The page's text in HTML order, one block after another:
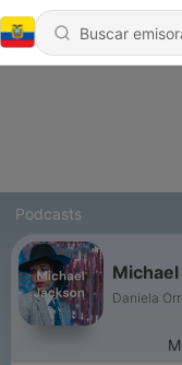
Podcasts
Daniela